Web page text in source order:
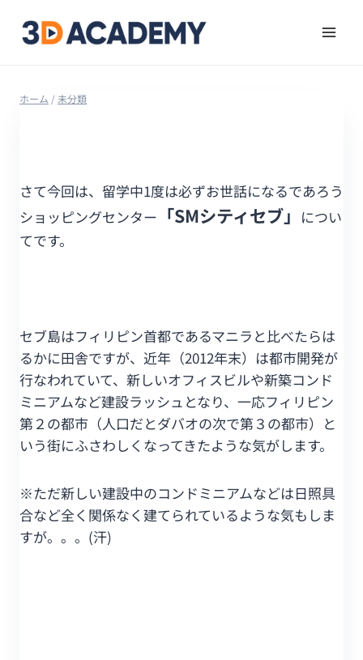
ホーム /未分類
さて今回は、留学中1度は必ずお世話になるであろう
ショッピングセンター 「SMシティセブ」 につい
てです。
セブ島はフィリピン首都であるマニラと比べたらは
るかに田舎ですが、近年（2012年末）は都市開発が
行なわれていて、新しいオフィスビルや新築コンド
ミニアムなど建設ラッシュとなり、一応フィリピン
第２の都市（人口だとダバオの次で第３の都市）と
いう街にふさわしくなってきたような気がします。
※ただ新しい建設中のコンドミニアムなどは日照具
合など全く関係なく建てられているような気もしま
すが。。。(汗)